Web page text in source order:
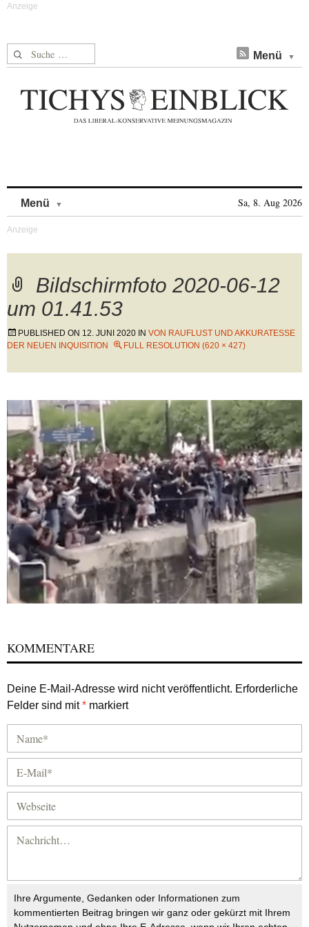
Suche nach: Menü
Menü Sa, 8. Aug 2026
Bildschirmfoto 2020-06-12
um 01.41.53
PUBLISHED ON 12. JUNI 2020 IN VON RAUFLUST UND AKKURATESSE
DER NEUEN INQUISITION
FULL RESOLUTION (620 × 427)
KOMMENTARE
Deine E-Mail-Adresse wird nicht veröffentlicht. Erforderliche
Felder sind mit* markiert
Ihre Argumente, Gedanken oder Informationen zum
kommentierten Beitrag bringen wir ganz oder gekürzt mit Ihrem